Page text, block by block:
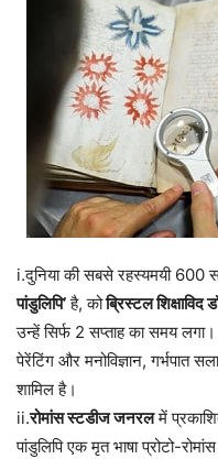
i.दुनिया की सबसे रहस्यमयी 600
पांडुलिपि’है, कोब्रिस्टल शिक्षाविद
उन्हें सिर्फ 2 सप्ताह का समय लगा।
पेरेंटिंग और मनोविज्ञान, गर्भपात
शामिल है।
ii.रोमांस स्टडीज जनरलमें
पांडुलिपि एक मृत भाषा प्रोटो-